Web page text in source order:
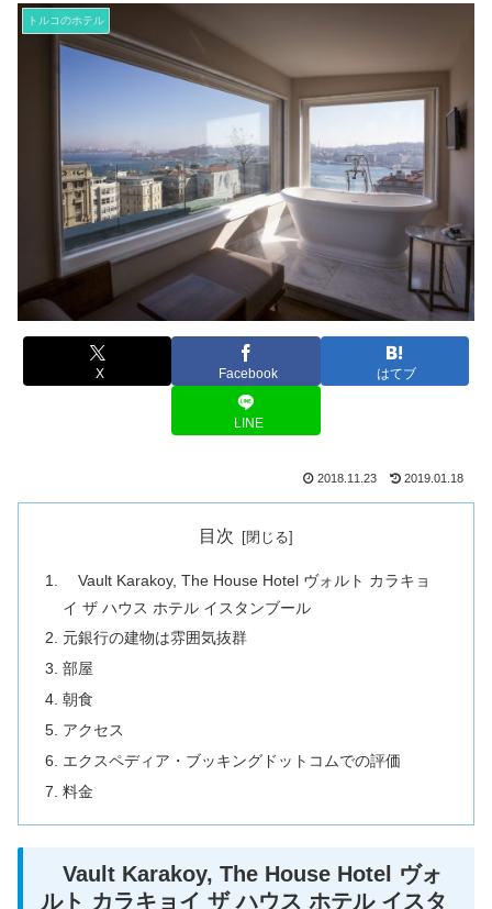
トルコのホテル
X Facebook はてブ
LINE
2018.11.23 2019.01.18
目次
Vault Karakoy, The House Hotel ヴォルト カラキョ
イ ザ ハウス ホテル イスタンブール
元銀行の建物は雰囲気抜群
部屋
朝食
アクセス
エクスペディア・ブッキングドットコムでの評価
料金
Vault Karakoy, The House Hotel ヴォ
ルト カラキョイ ザ ハウス ホテル イスタ